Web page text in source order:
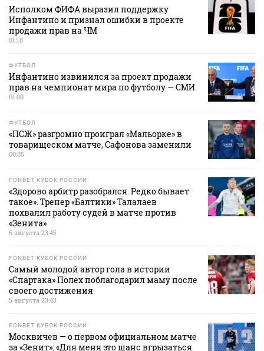
Исполком ФИФА выразил поддержку
Инфантино и признал ошибки в проекте
продажи прав на ЧМ
01:18
ФУТБОЛ
Инфантино извинился за проект продажи
прав на чемпионат мира по футболу — СМИ
01:00
ФУТБОЛ
«ПСЖ» разгромно проиграл «Мальорке» в
товарищеском матче, Сафонова заменили
00:05
FONBET КУБОК РОССИИ
«Здорово арбитр разобрался. Редко бывает
такое». Тренер «Балтики» Талалаев
похвалил работу судей в матче против
«Зенита»
5 августа 23:45
FONBET КУБОК РОССИИ
Самый молодой автор гола в истории
«Спартака» Полех поблагодарил маму после
своего достижения
5 августа 23:43
FONBET КУБОК РОССИИ
Москвичев — о первом официальном матче
за «Зенит»: «Для меня это шанс вгрызаться